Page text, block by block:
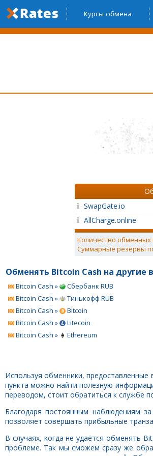
Курсы обмена
SwapGate.io
AllCharge.online
Количество
Суммарные резервы
Обменять Bitcoin Cash на другие
Bitcoin Cash »
Сбербанк RUB
Bitcoin Cash »
Тинькофф RUB
Bitcoin Cash »
Bitcoin
Bitcoin Cash »
Litecoin
Bitcoin Cash »
Ethereum
Используя обменники,
пункта можно найти полезную
переводом, стоит обратиться к службе
Благодаря постоянным наблюдениям
позволяет совершать прибыльные
В случаях, когда не удаётся обменять
проблеме. Так мы сможем сразу же